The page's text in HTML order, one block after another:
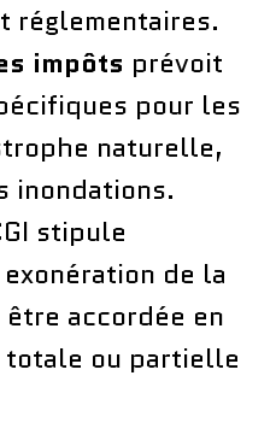
réglementaires.
impôts prévoit
pour les
naturelle,
inondations.
stipule
de la
accordée en
ou partielle